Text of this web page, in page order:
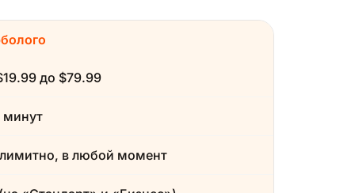
до $79.99
минут
в любой момент